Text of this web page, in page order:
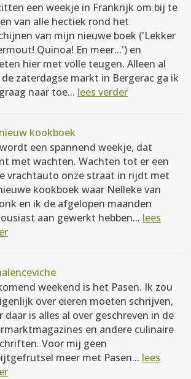
een weekje in Frankrijk om bij te
van alle hectiek rond het
van mijn nieuwe boek ('Lekker
Quinoa! En meer...') en
hier met volle teugen. Alleen al
zaterdagse markt in Bergerac ga ik
naar toe... lees verder
kookboek
een spannend weekje, dat
met wachten. Wachten tot er een
vrachtauto onze straat in rijdt met
kookboek waar Nelleke van
en ik de afgelopen maanden
aan gewerkt hebben... lees
weekend is het Pasen. Ik zou
over eieren moeten schrijven,
daar is alles al over geschreven in de
en andere culinaire
Voor mij geen
meer met Pasen... lees